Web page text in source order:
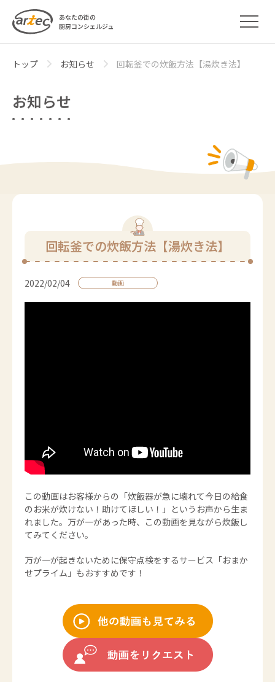
あなたの街の
厨房コンシェルジュ
トップ お知らせ 回転釜での炊飯方法【湯炊き法】
お知らせ
回転釜での炊飯方法【湯炊き法】
2022/02/04 動画
この動画はお客様からの「炊飯器が急に壊れて今日の給食
のお米が炊けない！助けてほしい！」というお声から生ま
れました。万が一があった時、この動画を見ながら炊飯し
てみてください。
万が一が起きないために保守点検をするサービス 「おまか
せプライム」 もおすすめです！